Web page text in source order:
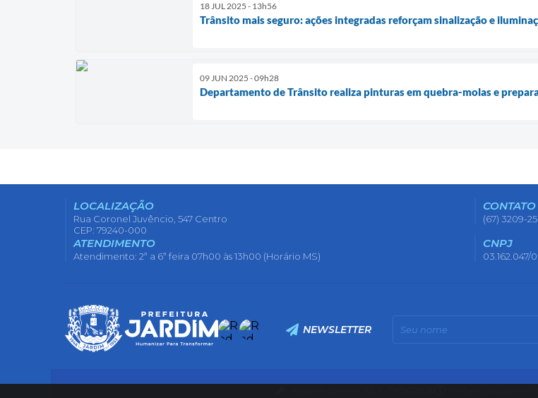
18 JUL 2025 - 13h56
Trânsito mais seguro: ações integradas reforçam sinalização e
09 JUN 2025 - 09h28
Departamento de Trânsito realiza pinturas em quebra-molas e
LOCALIZAÇÃO
Rua Coronel Juvêncio, 547 Centro
CEP: 79240-000
CONTATO
(67) 3209-
ATENDIMENTO
Atendimento: 2ª a 6ª feira 07h00 às 13h00 (Horário MS)
CNPJ
03.162.047/
NEWSLETTER